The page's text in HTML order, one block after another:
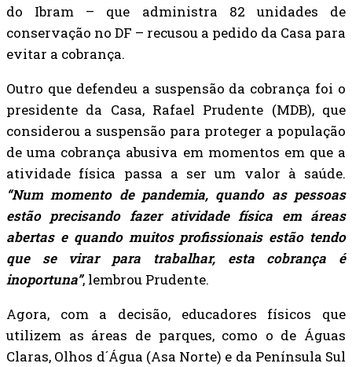
do Ibram – que administra 82 unidades de
conservação no DF – recusou a pedido da Casa para
evitar a cobrança.
Outro que defendeu a suspensão da cobrança foi o
presidente da Casa, Rafael Prudente (MDB), que
considerou a suspensão para proteger a população
de uma cobrança abusiva em momentos em que a
atividade física passa a ser um valor à saúde.
“Num momento de pandemia, quando as pessoas
estão precisando fazer atividade física em áreas
abertas e quando muitos profissionais estão tendo
que se virar para trabalhar, esta cobrança é
inoportuna”, lembrou Prudente.
Agora, com a decisão, educadores físicos que
utilizem as áreas de parques, como o de Águas
Claras, Olhos d´Água (Asa Norte) e da Península Sul